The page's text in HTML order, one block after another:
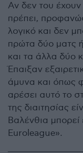
Αν δεν του
πρέπει, προφανώς
λογικό και δεν
πρώτα δύο ματς
και τα άλλα δύο
Έπαιξαν
άμυνα και όπως
αρέσει αυτό το
της διαιτησίας
Βαλένθια
Euroleague».